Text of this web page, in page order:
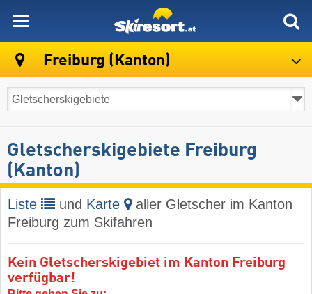
Freiburg (Kanton)
Gletscherskigebiete Freiburg
(Kanton)
Liste und Karte
aller Gletscher im Kanton
Freiburg zum Skifahren
Kein Gletscherskigebiet im Kanton Freiburg
verfügbar!